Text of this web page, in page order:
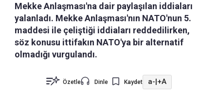
Mekke Anlaşması'na dair paylaşılan iddiaları
yalanladı. Mekke Anlaşması'nın NATO'nun 5.
maddesi ile çeliştiği iddiaları reddedilirken,
söz konusu ittifakın NATO'ya bir alternatif
olmadığı vurgulandı.
Özetle Dinle Kaydet a- +A